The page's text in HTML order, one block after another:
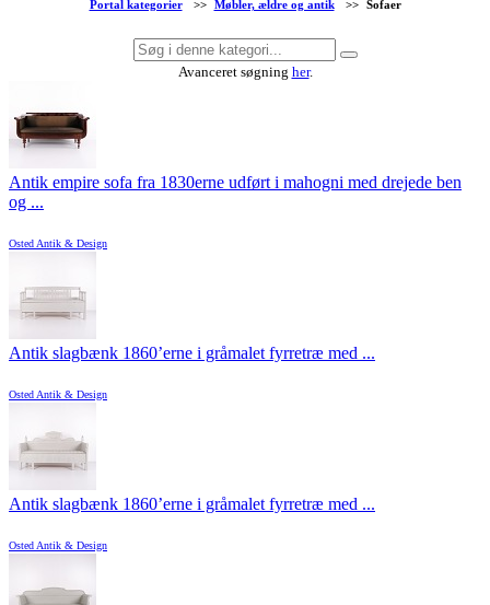
Portal kategorier >> Møbler, ældre og antik >> Sofaer
Avanceret søgning her.
Antik empire sofa fra 1830erne udført i mahogni med drejede ben
og ...
Osted Antik & Design
Antik slagbænk 1860’erne i gråmalet fyrretræ med ...
Osted Antik & Design
Antik slagbænk 1860’erne i gråmalet fyrretræ med ...
Osted Antik & Design